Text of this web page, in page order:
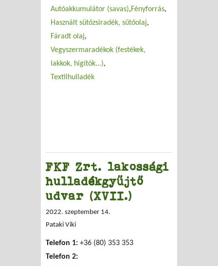
Autóakkumulátor (savas) Fényforrás
Használt sütőzsiradék, sütőolaj
Fáradt olaj
Vegyszermaradékok (festékek,
lakkok, higítók...)
Textilhulladék
FKF Zrt. lakossági
hulladékgyűjtő
udvar (XVII.)
2022. szeptember 14.
Pataki Viki
Telefon 1: +36 (80) 353 353
Telefon 2: